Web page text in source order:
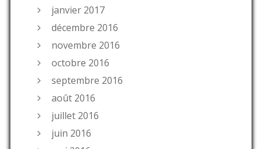
janvier 2017
décembre 2016
novembre 2016
octobre 2016
septembre 2016
août 2016
juillet 2016
juin 2016